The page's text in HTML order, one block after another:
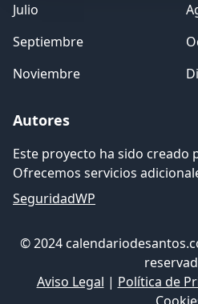
Julio
Septiembre
Noviembre
Autores
Este proyecto ha sido creado
Ofrecemos servicios
SeguridadWP
© 2024
Aviso Legal | Política de